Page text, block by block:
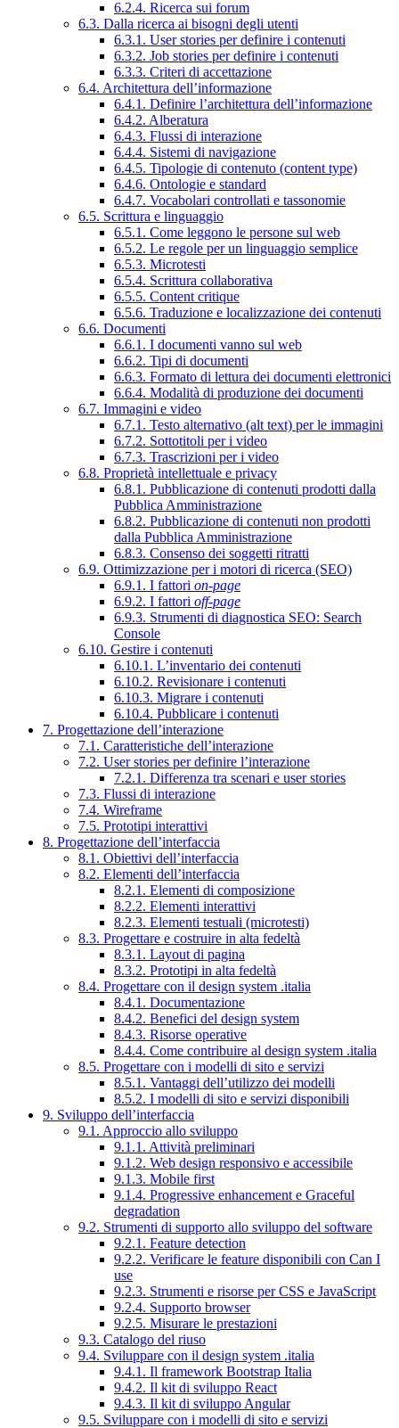
6.2.4. Ricerca sui forum
6.3. Dalla ricerca ai bisogni degli utenti
6.3.1. User stories per definire i contenuti
6.3.2. Job stories per definire i contenuti
6.3.3. Criteri di accettazione
6.4. Architettura dell’informazione
6.4.1. Definire l’architettura dell’informazione
6.4.2. Alberatura
6.4.3. Flussi di interazione
6.4.4. Sistemi di navigazione
6.4.5. Tipologie di contenuto (content type)
6.4.6. Ontologie e standard
6.4.7. Vocabolari controllati e tassonomie
6.5. Scrittura e linguaggio
6.5.1. Come leggono le persone sul web
6.5.2. Le regole per un linguaggio semplice
6.5.3. Microtesti
6.5.4. Scrittura collaborativa
6.5.5. Content critique
6.5.6. Traduzione e localizzazione dei contenuti
6.6. Documenti
6.6.1. I documenti vanno sul web
6.6.2. Tipi di documenti
6.6.3. Formato di lettura dei documenti elettronici
6.6.4. Modalità di produzione dei documenti
6.7. Immagini e video
6.7.1. Testo alternativo (alt text) per le immagini
6.7.2. Sottotitoli per i video
6.7.3. Trascrizioni per i video
6.8. Proprietà intellettuale e privacy
6.8.1. Pubblicazione di contenuti prodotti dalla
Pubblica Amministrazione
6.8.2. Pubblicazione di contenuti non prodotti
dalla Pubblica Amministrazione
6.8.3. Consenso dei soggetti ritratti
6.9. Ottimizzazione per i motori di ricerca (SEO)
6.9.1. I fattori on-page
6.9.2. I fattori off-page
6.9.3. Strumenti di diagnostica SEO: Search
Console
6.10. Gestire i contenuti
6.10.1. L’inventario dei contenuti
6.10.2. Revisionare i contenuti
6.10.3. Migrare i contenuti
6.10.4. Pubblicare i contenuti
7. Progettazione dell’interazione
7.1. Caratteristiche dell’interazione
7.2. User stories per definire l’interazione
7.2.1. Differenza tra scenari e user stories
7.3. Flussi di interazione
7.4. Wireframe
7.5. Prototipi interattivi
8. Progettazione dell’interfaccia
8.1. Obiettivi dell’interfaccia
8.2. Elementi dell’interfaccia
8.2.1. Elementi di composizione
8.2.2. Elementi interattivi
8.2.3. Elementi testuali (microtesti)
8.3. Progettare e costruire in alta fedeltà
8.3.1. Layout di pagina
8.3.2. Prototipi in alta fedeltà
8.4. Progettare con il design system .italia
8.4.1. Documentazione
8.4.2. Benefici del design system
8.4.3. Risorse operative
8.4.4. Come contribuire al design system .italia
8.5. Progettare con i modelli di sito e servizi
8.5.1. Vantaggi dell’utilizzo dei modelli
8.5.2. I modelli di sito e servizi disponibili
9. Sviluppo dell’interfaccia
9.1. Approccio allo sviluppo
9.1.1. Attività preliminari
9.1.2. Web design responsivo e accessibile
9.1.3. Mobile first
9.1.4. Progressive enhancement e Graceful
degradation
9.2. Strumenti di supporto allo sviluppo del software
9.2.1. Feature detection
9.2.2. Verificare le feature disponibili con Can I
use
9.2.3. Strumenti e risorse per CSS e JavaScript
9.2.4. Supporto browser
9.2.5. Misurare le prestazioni
9.3. Catalogo del riuso
9.4. Sviluppare con il design system .italia
9.4.1. Il framework Bootstrap Italia
9.4.2. Il kit di sviluppo React
9.4.3. Il kit di sviluppo Angular
9.5. Sviluppare con i modelli di sito e servizi